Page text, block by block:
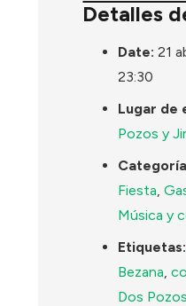
Detalles
Date: 21
23:30
Lugar de
Pozos y
Fiesta ,
Música y
Etiquetas:
Bezana ,
Dos